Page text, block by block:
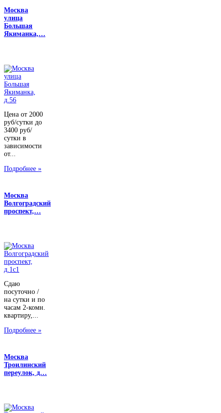
Москва
улица
Большая
Якиманка,…
Цена от 2000
руб/сутки до
3400 руб/
сутки в
зависимости
от...
Подробнее »
Москва
Волгоградский
проспект,…
Сдаю
посуточно /
на сутки и по
часам 2-комн.
квартиру,...
Подробнее »
Москва
Троилинский
переулок, д…